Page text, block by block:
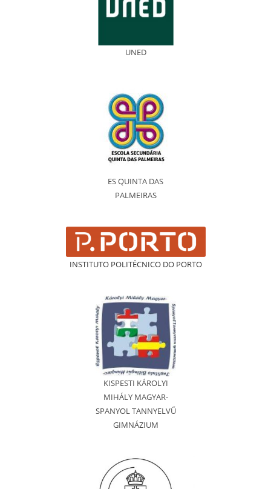
UNED
ES QUINTA DAS
PALMEIRAS
INSTITUTO POLITÉCNICO DO PORTO
KISPESTI KÁROLYI
MIHÁLY MAGYAR-
SPANYOL TANNYELVŰ
GIMNÁZIUM